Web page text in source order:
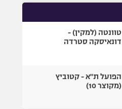
טוונטה (למקין) -
דונאיסקה סטרדה
הפועל ת"א - קטוביץ
(מקוצר 10)